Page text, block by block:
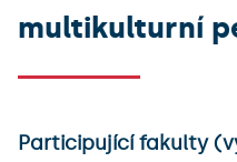
multikulturní
Participující fakulty